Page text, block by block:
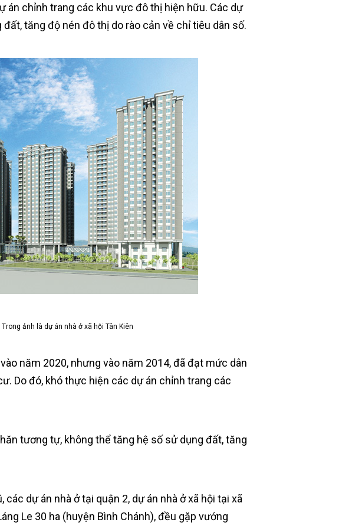
án chỉnh trang các khu vực đô thị hiện hữu. Các dự
tăng độ nén đô thị do rào cản về chỉ tiêu dân số.
ảnh là dự án nhà ở xã hội Tân Kiên
năm 2020, nhưng vào năm 2014, đã đạt mức dân
Do đó, khó thực hiện các dự án chỉnh trang các
tương tự, không thể tăng hệ số sử dụng đất, tăng
dự án nhà ở tại quận 2, dự án nhà ở xã hội tại xã
Le 30 ha (huyện Bình Chánh), đều gặp vướng